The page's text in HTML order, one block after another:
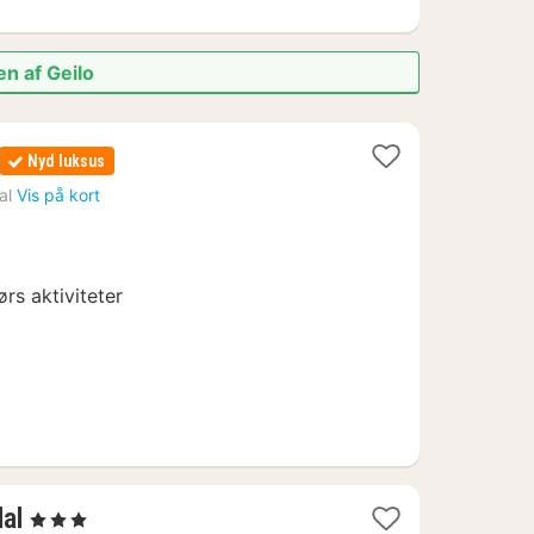
af Geilo
Nyd luksus
Vis på kort
aktiviteter
1
, 3 Stjerner